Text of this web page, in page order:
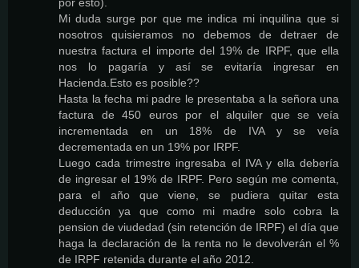
por esto).
Mi duda surge por que me indica mi inquilina que si
nosotros quisieramos no debemos de detraer de
nuestra factura el importe del 19% de IRPF, que ella
nos lo pagaría y así se evitaría ingresar en
Hacienda.Esto es posible??
Hasta la fecha mi padre le presentaba a la señora una
factura de 450 euros por el alquiler que se veía
incrementada en un 18% de IVA y se veía
decrementada en un 19% por IRPF.
Luego cada trimestre ingresaba el IVA y ella debería
de ingresar el 19% de IRPF. Pero según me comenta,
para el año que viene, se pudiera quitar esta
deducción ya que como mi madre solo cobra la
pension de viudedad (sin retención de IRPF) el día que
haga la declaración de la renta no le devolverán el %
de IRPF retenida durante el año 2012.